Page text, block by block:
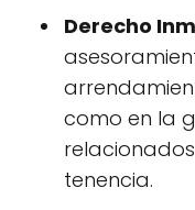
Derecho
como en la
tenencia.